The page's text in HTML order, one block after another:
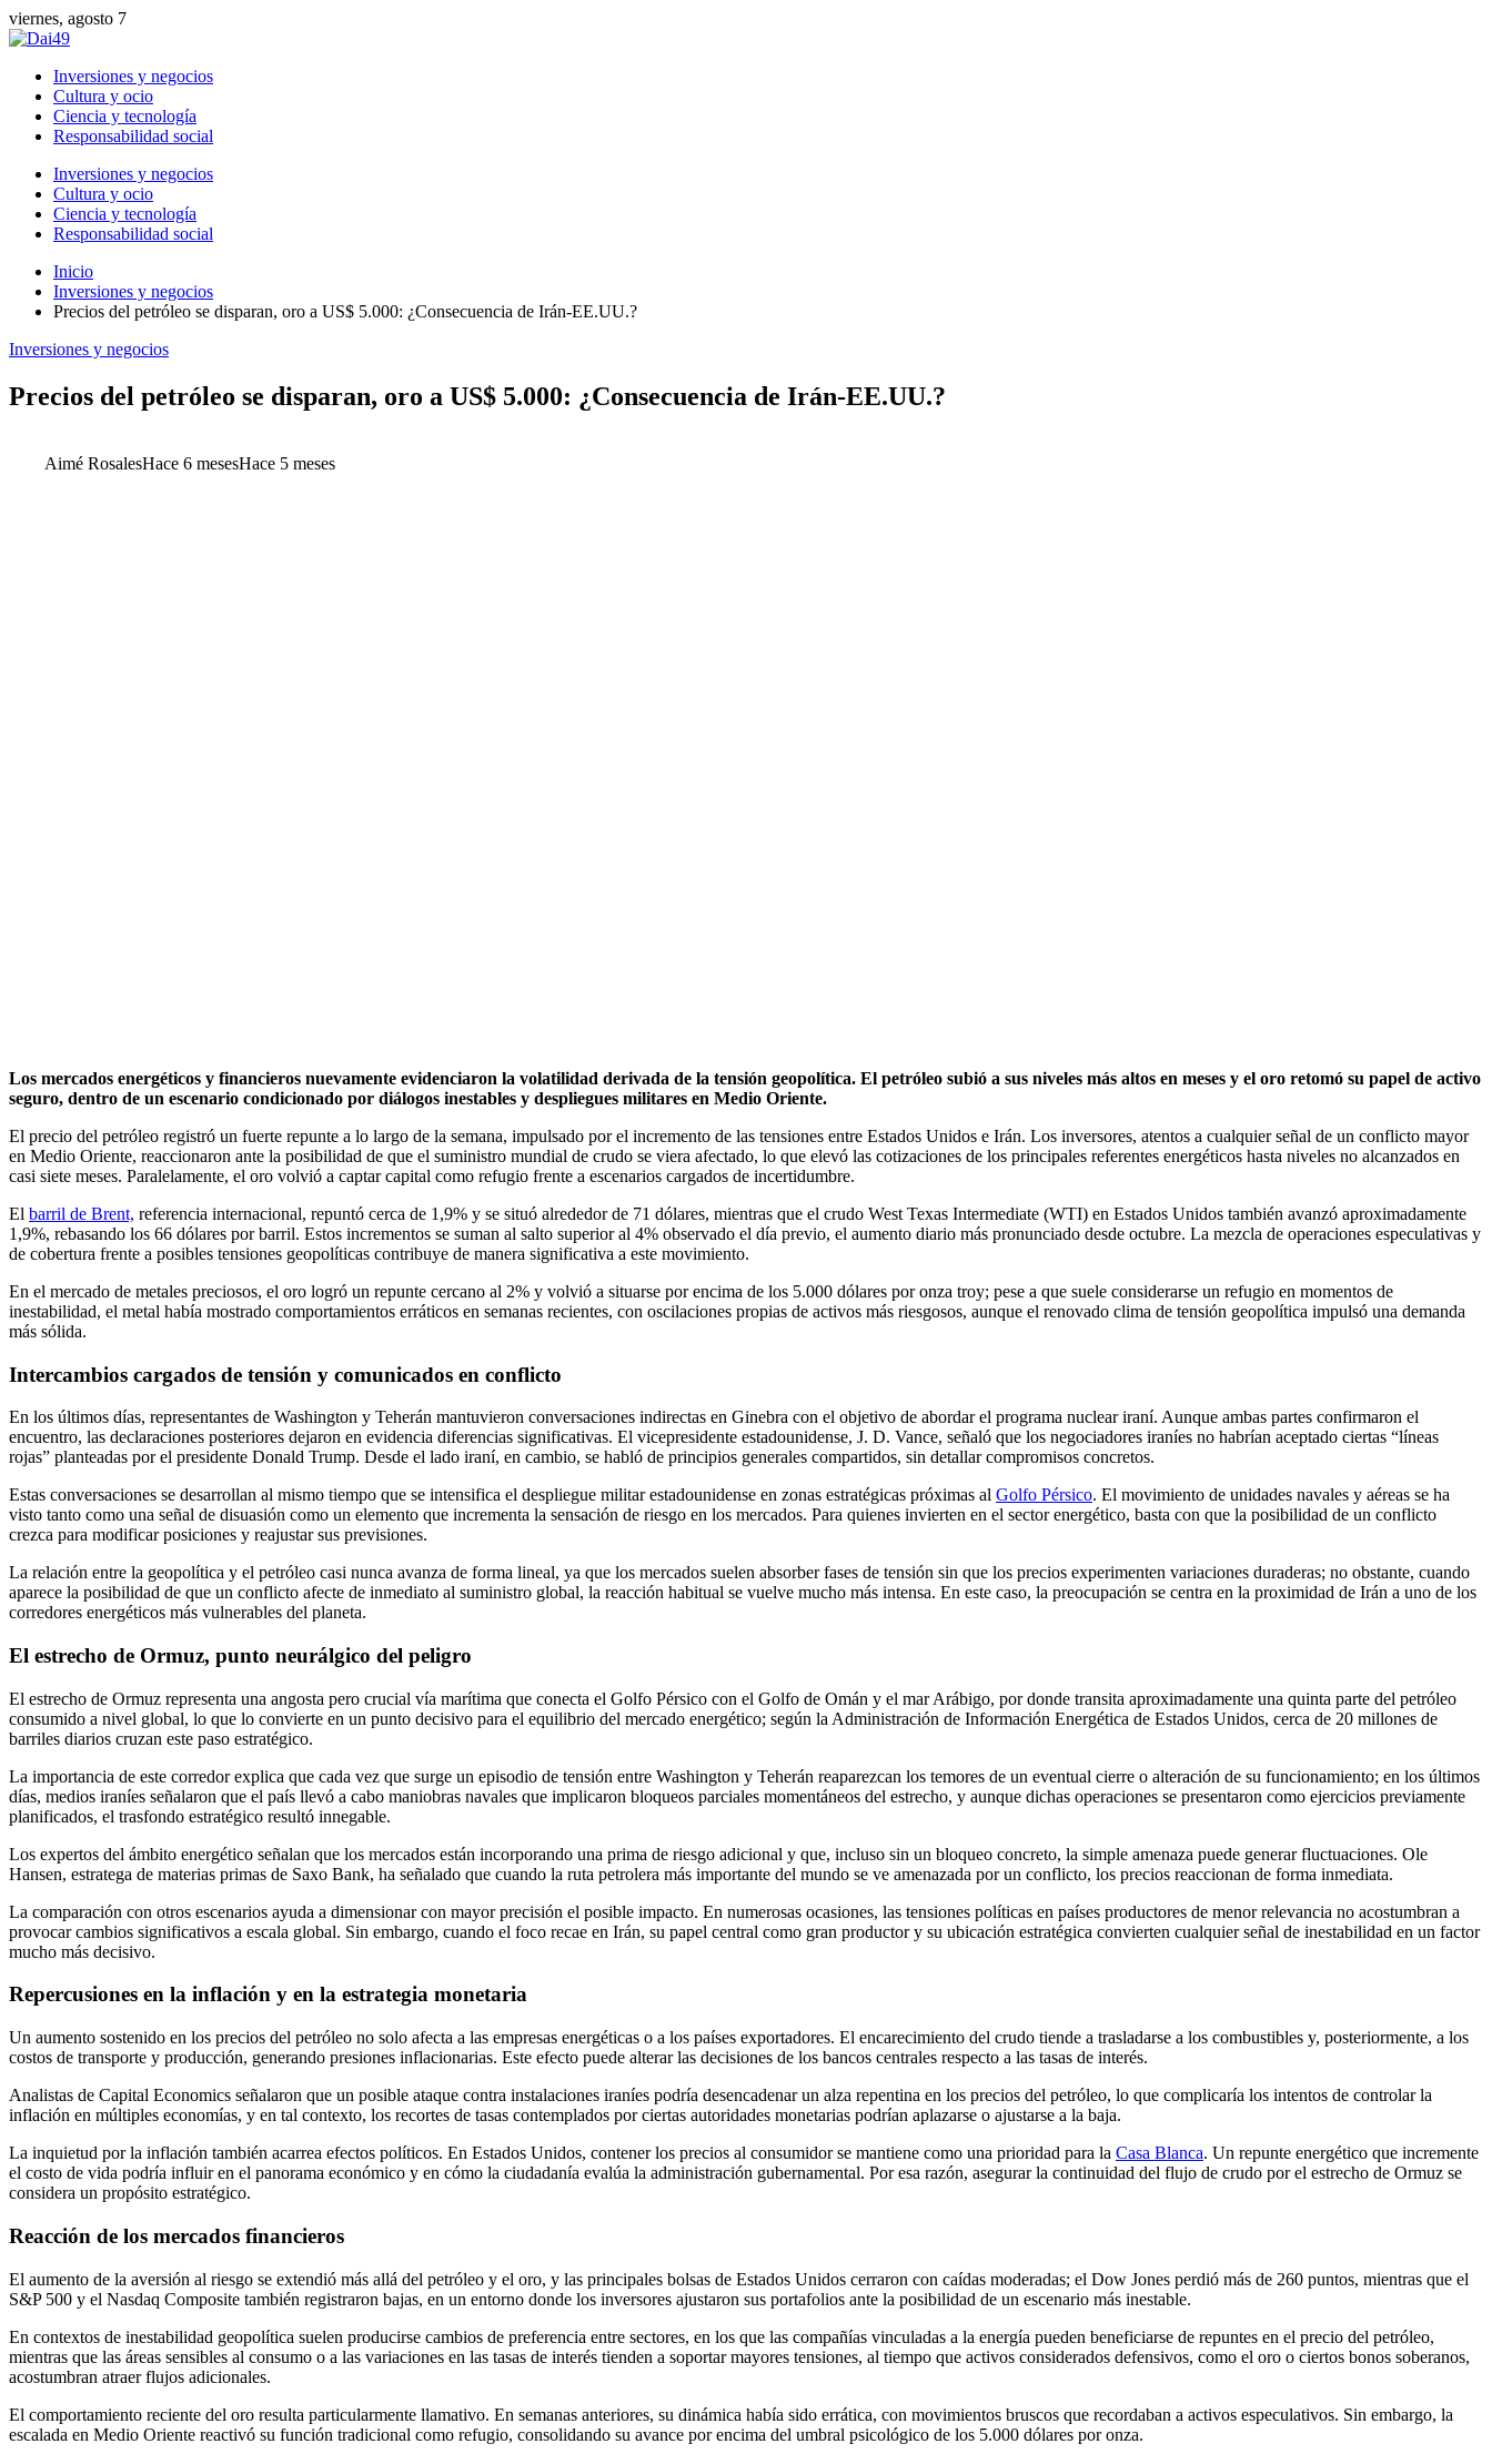
viernes, agosto 7
Inversiones y negocios
Cultura y ocio
Ciencia y tecnología
Responsabilidad social
Inversiones y negocios
Cultura y ocio
Ciencia y tecnología
Responsabilidad social
Inicio
Inversiones y negocios
Precios del petróleo se disparan, oro a US$ 5.000: ¿Consecuencia de Irán-EE.UU.?
Inversiones y negocios
Precios del petróleo se disparan, oro a US$ 5.000: ¿Consecuencia de Irán-EE.UU.?
Aimé RosalesHace 6 mesesHace 5 meses
Los mercados energéticos y financieros nuevamente evidenciaron la volatilidad derivada de la tensión geopolítica. El petróleo subió a sus niveles más altos en meses y el oro retomó su papel de activo
seguro, dentro de un escenario condicionado por diálogos inestables y despliegues militares en Medio Oriente.
El precio del petróleo registró un fuerte repunte a lo largo de la semana, impulsado por el incremento de las tensiones entre Estados Unidos e Irán. Los inversores, atentos a cualquier señal de un conflicto mayor
en Medio Oriente, reaccionaron ante la posibilidad de que el suministro mundial de crudo se viera afectado, lo que elevó las cotizaciones de los principales referentes energéticos hasta niveles no alcanzados en
casi siete meses. Paralelamente, el oro volvió a captar capital como refugio frente a escenarios cargados de incertidumbre.
El barril de Brent, referencia internacional, repuntó cerca de 1,9% y se situó alrededor de 71 dólares, mientras que el crudo West Texas Intermediate (WTI) en Estados Unidos también avanzó aproximadamente
1,9%, rebasando los 66 dólares por barril. Estos incrementos se suman al salto superior al 4% observado el día previo, el aumento diario más pronunciado desde octubre. La mezcla de operaciones especulativas y
de cobertura frente a posibles tensiones geopolíticas contribuye de manera significativa a este movimiento.
En el mercado de metales preciosos, el oro logró un repunte cercano al 2% y volvió a situarse por encima de los 5.000 dólares por onza troy; pese a que suele considerarse un refugio en momentos de
inestabilidad, el metal había mostrado comportamientos erráticos en semanas recientes, con oscilaciones propias de activos más riesgosos, aunque el renovado clima de tensión geopolítica impulsó una demanda
más sólida.
Intercambios cargados de tensión y comunicados en conflicto
En los últimos días, representantes de Washington y Teherán mantuvieron conversaciones indirectas en Ginebra con el objetivo de abordar el programa nuclear iraní. Aunque ambas partes confirmaron el
encuentro, las declaraciones posteriores dejaron en evidencia diferencias significativas. El vicepresidente estadounidense, J. D. Vance, señaló que los negociadores iraníes no habrían aceptado ciertas “líneas
rojas” planteadas por el presidente Donald Trump. Desde el lado iraní, en cambio, se habló de principios generales compartidos, sin detallar compromisos concretos.
Estas conversaciones se desarrollan al mismo tiempo que se intensifica el despliegue militar estadounidense en zonas estratégicas próximas al Golfo Pérsico. El movimiento de unidades navales y aéreas se ha
visto tanto como una señal de disuasión como un elemento que incrementa la sensación de riesgo en los mercados. Para quienes invierten en el sector energético, basta con que la posibilidad de un conflicto
crezca para modificar posiciones y reajustar sus previsiones.
La relación entre la geopolítica y el petróleo casi nunca avanza de forma lineal, ya que los mercados suelen absorber fases de tensión sin que los precios experimenten variaciones duraderas; no obstante, cuando
aparece la posibilidad de que un conflicto afecte de inmediato al suministro global, la reacción habitual se vuelve mucho más intensa. En este caso, la preocupación se centra en la proximidad de Irán a uno de los
corredores energéticos más vulnerables del planeta.
El estrecho de Ormuz, punto neurálgico del peligro
El estrecho de Ormuz representa una angosta pero crucial vía marítima que conecta el Golfo Pérsico con el Golfo de Omán y el mar Arábigo, por donde transita aproximadamente una quinta parte del petróleo
consumido a nivel global, lo que lo convierte en un punto decisivo para el equilibrio del mercado energético; según la Administración de Información Energética de Estados Unidos, cerca de 20 millones de
barriles diarios cruzan este paso estratégico.
La importancia de este corredor explica que cada vez que surge un episodio de tensión entre Washington y Teherán reaparezcan los temores de un eventual cierre o alteración de su funcionamiento; en los últimos
días, medios iraníes señalaron que el país llevó a cabo maniobras navales que implicaron bloqueos parciales momentáneos del estrecho, y aunque dichas operaciones se presentaron como ejercicios previamente
planificados, el trasfondo estratégico resultó innegable.
Los expertos del ámbito energético señalan que los mercados están incorporando una prima de riesgo adicional y que, incluso sin un bloqueo concreto, la simple amenaza puede generar fluctuaciones. Ole
Hansen, estratega de materias primas de Saxo Bank, ha señalado que cuando la ruta petrolera más importante del mundo se ve amenazada por un conflicto, los precios reaccionan de forma inmediata.
La comparación con otros escenarios ayuda a dimensionar con mayor precisión el posible impacto. En numerosas ocasiones, las tensiones políticas en países productores de menor relevancia no acostumbran a
provocar cambios significativos a escala global. Sin embargo, cuando el foco recae en Irán, su papel central como gran productor y su ubicación estratégica convierten cualquier señal de inestabilidad en un factor
mucho más decisivo.
Repercusiones en la inflación y en la estrategia monetaria
Un aumento sostenido en los precios del petróleo no solo afecta a las empresas energéticas o a los países exportadores. El encarecimiento del crudo tiende a trasladarse a los combustibles y, posteriormente, a los
costos de transporte y producción, generando presiones inflacionarias. Este efecto puede alterar las decisiones de los bancos centrales respecto a las tasas de interés.
Analistas de Capital Economics señalaron que un posible ataque contra instalaciones iraníes podría desencadenar un alza repentina en los precios del petróleo, lo que complicaría los intentos de controlar la
inflación en múltiples economías, y en tal contexto, los recortes de tasas contemplados por ciertas autoridades monetarias podrían aplazarse o ajustarse a la baja.
La inquietud por la inflación también acarrea efectos políticos. En Estados Unidos, contener los precios al consumidor se mantiene como una prioridad para la Casa Blanca. Un repunte energético que incremente
el costo de vida podría influir en el panorama económico y en cómo la ciudadanía evalúa la administración gubernamental. Por esa razón, asegurar la continuidad del flujo de crudo por el estrecho de Ormuz se
considera un propósito estratégico.
Reacción de los mercados financieros
El aumento de la aversión al riesgo se extendió más allá del petróleo y el oro, y las principales bolsas de Estados Unidos cerraron con caídas moderadas; el Dow Jones perdió más de 260 puntos, mientras que el
S&P 500 y el Nasdaq Composite también registraron bajas, en un entorno donde los inversores ajustaron sus portafolios ante la posibilidad de un escenario más inestable.
En contextos de inestabilidad geopolítica suelen producirse cambios de preferencia entre sectores, en los que las compañías vinculadas a la energía pueden beneficiarse de repuntes en el precio del petróleo,
mientras que las áreas sensibles al consumo o a las variaciones en las tasas de interés tienden a soportar mayores tensiones, al tiempo que activos considerados defensivos, como el oro o ciertos bonos soberanos,
acostumbran atraer flujos adicionales.
El comportamiento reciente del oro resulta particularmente llamativo. En semanas anteriores, su dinámica había sido errática, con movimientos bruscos que recordaban a activos especulativos. Sin embargo, la
escalada en Medio Oriente reactivó su función tradicional como refugio, consolidando su avance por encima del umbral psicológico de los 5.000 dólares por onza.